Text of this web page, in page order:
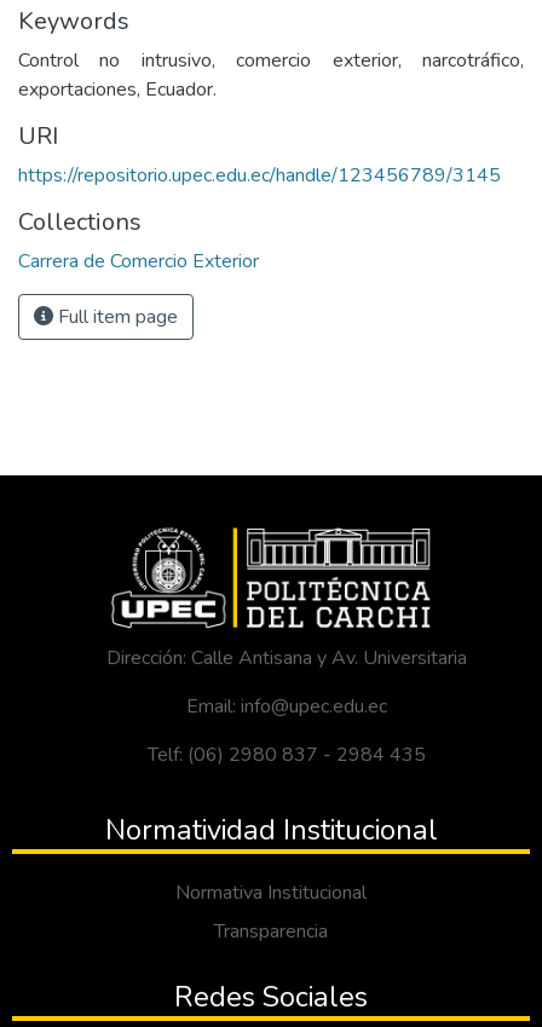
Keywords
Control no intrusivo, comercio exterior, narcotráfico,
exportaciones, Ecuador.
URI
https://repositorio.upec.edu.ec/handle/123456789/3145
Collections
Carrera de Comercio Exterior
Full item page
Dirección: Calle Antisana y Av. Universitaria
Email: info@upec.edu.ec
Telf: (06) 2980 837 - 2984 435
Normatividad Institucional
Normativa Institucional
Transparencia
Redes Sociales